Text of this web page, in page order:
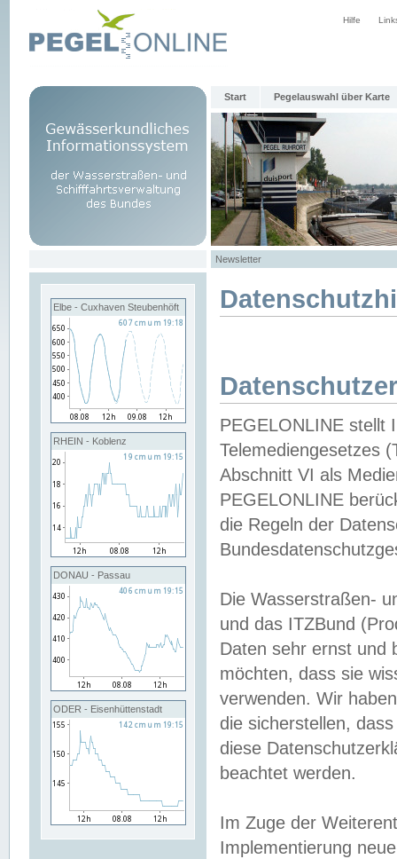
Hilfe
Start Pegelauswahl über Karte
Newsletter
Elbe - Cuxhaven Steubenhöft
RHEIN - Koblenz
DONAU - Passau
ODER - Eisenhüttenstadt
PEGELONLINE stellt
Telemediengesetzes
Abschnitt VI als
PEGELONLINE
die Regeln der
Die Wasserstraßen-
und das ITZBund
Daten sehr ernst und
möchten, dass sie
verwenden. Wir
die sicherstellen,
diese
beachtet werden.
Im Zuge der
Implementierung